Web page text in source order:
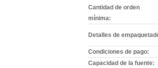
Cantidad de orden
mínima:
Detalles de
Condiciones de pago:
Capacidad de la fuente: